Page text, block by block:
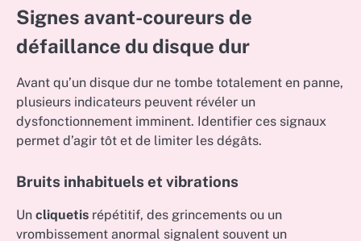
Signes avant-coureurs de
défaillance du disque dur
Avant qu’un disque dur ne tombe totalement en panne,
plusieurs indicateurs peuvent révéler un
dysfonctionnement imminent. Identifier ces signaux
permet d’agir tôt et de limiter les dégâts.
Bruits inhabituels et vibrations
Un cliquetis répétitif, des grincements ou un
vrombissement anormal signalent souvent un